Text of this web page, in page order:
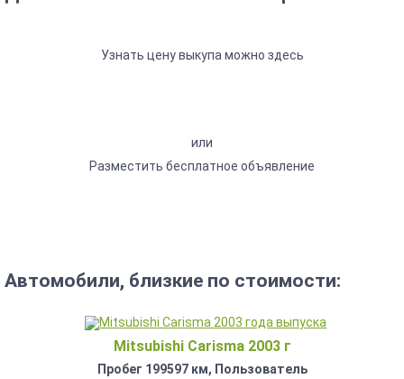
Узнать цену выкупа можно здесь
или
Разместить бесплатное объявление
Автомобили, близкие по стоимости:
Mitsubishi Carisma 2003 г
Пробег 199597 км, Пользователь